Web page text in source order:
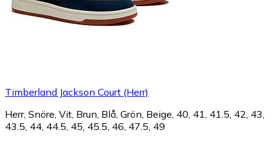
Timberland Jackson Court (Herr)
Herr, Snöre, Vit, Brun, Blå, Grön, Beige, 40, 41, 41.5, 42, 43,
43.5, 44, 44.5, 45, 45.5, 46, 47.5, 49